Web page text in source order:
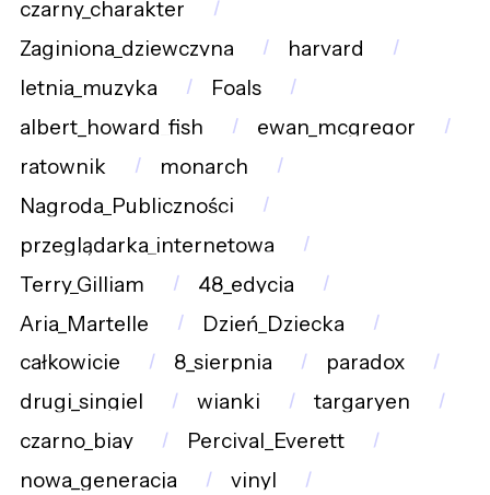
czarny_charakter
Zaginiona_dziewczyna
harvard
letnia_muzyka
Foals
albert_howard_fish
ewan_mcgregor
ratownik
monarch
Nagroda_Publiczności
przeglądarka_internetowa
Terry_Gilliam
48_edycja
Aria_Martelle
Dzień_Dziecka
całkowicie
8_sierpnia
paradox
drugi_singiel
wianki
targaryen
czarno_biay
Percival_Everett
nowa_generacja
vinyl